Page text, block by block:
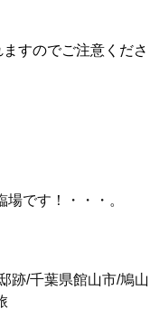
すのでご注意くださ
です！・・・。
跡/千葉県館山市/鳩山